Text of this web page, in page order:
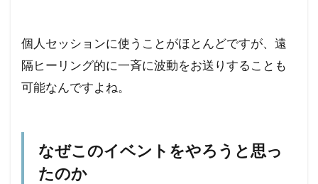
個人セッションに使うことがほとんどですが、遠
隔ヒーリング的に一斉に波動をお送りすることも
可能なんですよね。
なぜこのイベントをやろうと思っ
たのか